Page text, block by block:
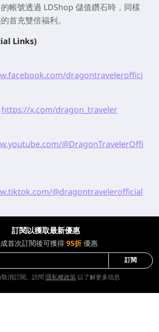
帳號透過 LDShop 儲值鑽石時，同樣
首充雙倍福利。
Links)
dragontraveleroffici
https://x.com/dragon_traveler
@DragonTravelerOffi
@dragontravelerofficial
訂閱以獲取最新優惠
首次訂閱後可獲得 95折優惠
訂閱
消訂閱。訪問 隱私權政策 以了解更多信息